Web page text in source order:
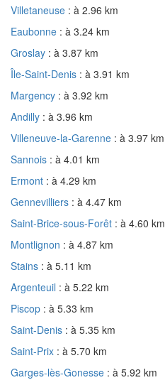
Villetaneuse : à 2.96 km
Eaubonne : à 3.24 km
Groslay : à 3.87 km
Île-Saint-Denis : à 3.91 km
Margency : à 3.92 km
Andilly : à 3.96 km
Villeneuve-la-Garenne : à 3.97 km
Sannois : à 4.01 km
Ermont : à 4.29 km
Gennevilliers : à 4.47 km
Saint-Brice-sous-Forêt : à 4.60 km
Montlignon : à 4.87 km
Stains : à 5.11 km
Argenteuil : à 5.22 km
Piscop : à 5.33 km
Saint-Denis : à 5.35 km
Saint-Prix : à 5.70 km
Garges-lès-Gonesse : à 5.92 km